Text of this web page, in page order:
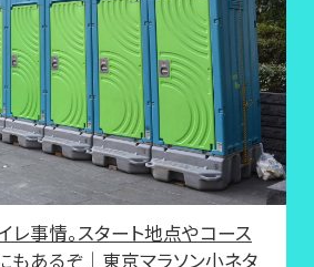
レ事情。スタート地点やコース
もあるぞ│東京マラソン小ネタ